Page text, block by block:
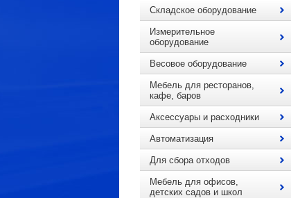
Складское оборудование
Измерительное
оборудование
Весовое оборудование
Мебель для ресторанов,
кафе, баров
Аксессуары и расходники
Автоматизация
Для сбора отходов
Мебель для офисов,
детских садов и школ